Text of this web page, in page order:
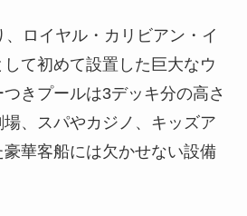
ロイヤル・カリビアン・イ
て初めて設置した巨大なウ
きプールは3デッキ分の高さ
、スパやカジノ、キッズア
華客船には欠かせない設備